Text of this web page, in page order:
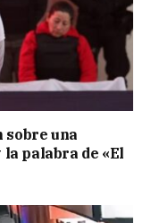
sobre una
palabra de «El